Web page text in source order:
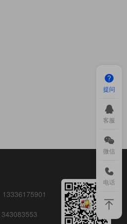
13336175901
343083553
提问
客服
微信
电话